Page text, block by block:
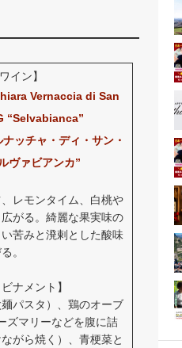
イン】
Vernaccia di San
“Selvabianca”
ッチャ・ディ・サン・
ヴァビアンカ”
レモンタイム、白桃や
がる。綺麗な果実味の
苦みと溌剌とした酸味
。
ナメント】
パスタ）、鶏のオーブ
ズマリーなどを腹に詰
がら焼く）、青梗菜と